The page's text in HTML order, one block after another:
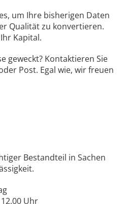
um Ihre bisherigen Daten
Qualität zu konvertieren.
Kapital.
geweckt? Kontaktieren Sie
Post. Egal wie, wir freuen
Bestandteil in Sachen
Uhr